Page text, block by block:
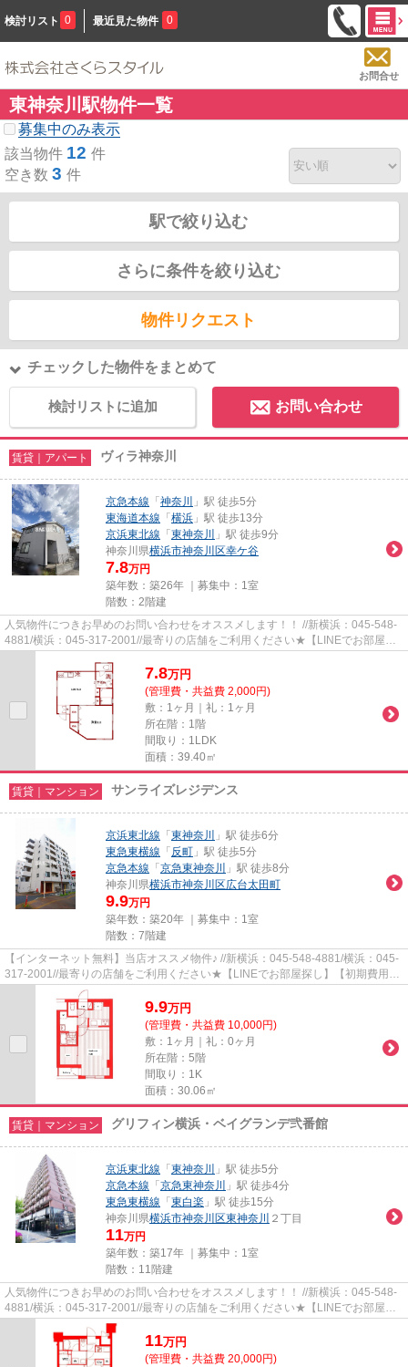
検討リスト 0 最近見た物件 0
お問合せ
東神奈川駅物件一覧
募集中のみ表示
該当物件 12 件
空き数 3 件
駅で絞り込む
さらに条件を絞り込む
物件リクエスト
チェックした物件をまとめて
検討リストに追加 お問い合わせ
賃貸｜アパート ヴィラ神奈川
京急本線 「 神奈川
」駅 徒歩5分
東海道本線 「 横浜 」駅 徒歩13分
京浜東北線 「 東神奈川
」駅 徒歩9分
神奈川県横浜市神奈川区幸ケ谷
7.8万円
築年数：築26年 ｜募集中： 1室
階数：2階建
人気物件につきお早めのお問い合わせをオススメします！！ //新横浜：045-548-
4881/横浜：045-317-2001//最寄りの店舗をご利用ください★【LINEでお部屋探
7.8万円
(管理費・共益費 2,000円)
敷：1ヶ月｜礼：1ヶ月
所在階：1階
間取り：1LDK
面積：39.40㎡
賃貸｜マンション サンライズレジデンス
京浜東北線 「 東神奈川
」駅 徒歩6分
東急東横線 「 反町 」駅 徒歩5分
京急本線 「 京急東神奈川
」駅 徒歩8分
神奈川県横浜市神奈川区広台太田町
9.9万円
築年数：築20年 ｜募集中： 1室
階数：7階建
【インターネット無料】当店オススメ物件♪ //新横浜：045-548-4881/横浜：045-
317-2001//最寄りの店舗をご利用ください★【LINEでお部屋探し】【初期費用分
割払い】【19時以降も対応】...
9.9万円
(管理費・共益費 10,000円)
敷：1ヶ月｜礼：0ヶ月
所在階：5階
間取り：1K
面積：30.06㎡
賃貸｜マンション グリフィン横浜・ベイグランデ弐番館
京浜東北線 「 東神奈川
」駅 徒歩5分
京急本線 「 京急東神奈川
」駅 徒歩4分
東急東横線 「 東白楽 」駅 徒歩15分
神奈川県横浜市神奈川区東神奈川 ２丁目
11万円
築年数：築17年 ｜募集中： 1室
階数：11階建
人気物件につきお早めのお問い合わせをオススメします！！ //新横浜：045-548-
4881/横浜：045-317-2001//最寄りの店舗をご利用ください★【LINEでお部屋探
し】【初期費用分割払い】【19...
11万円
(管理費・共益費 20,000円)